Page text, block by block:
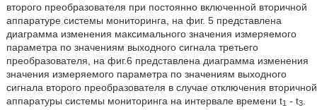
второго преобразователя при постоянно включенной вторичной
аппаратуре системы мониторинга, на фиг. 5 представлена
диаграмма изменения максимального значения измеряемого
параметра по значениям выходного сигнала третьего
преобразователя, на фиг.6 представлена диаграмма изменения
значения измеряемого параметра по значениям выходного
сигнала второго преобразователя в случае отключения вторичной
аппаратуры системы мониторинга на интервале времени t1 - t3.